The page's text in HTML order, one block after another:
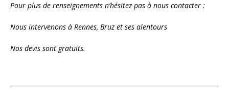
Pour plus de renseignements n’hésitez pas à nous contacter :
Nous intervenons à Rennes, Bruz et ses alentours
Nos devis sont gratuits.